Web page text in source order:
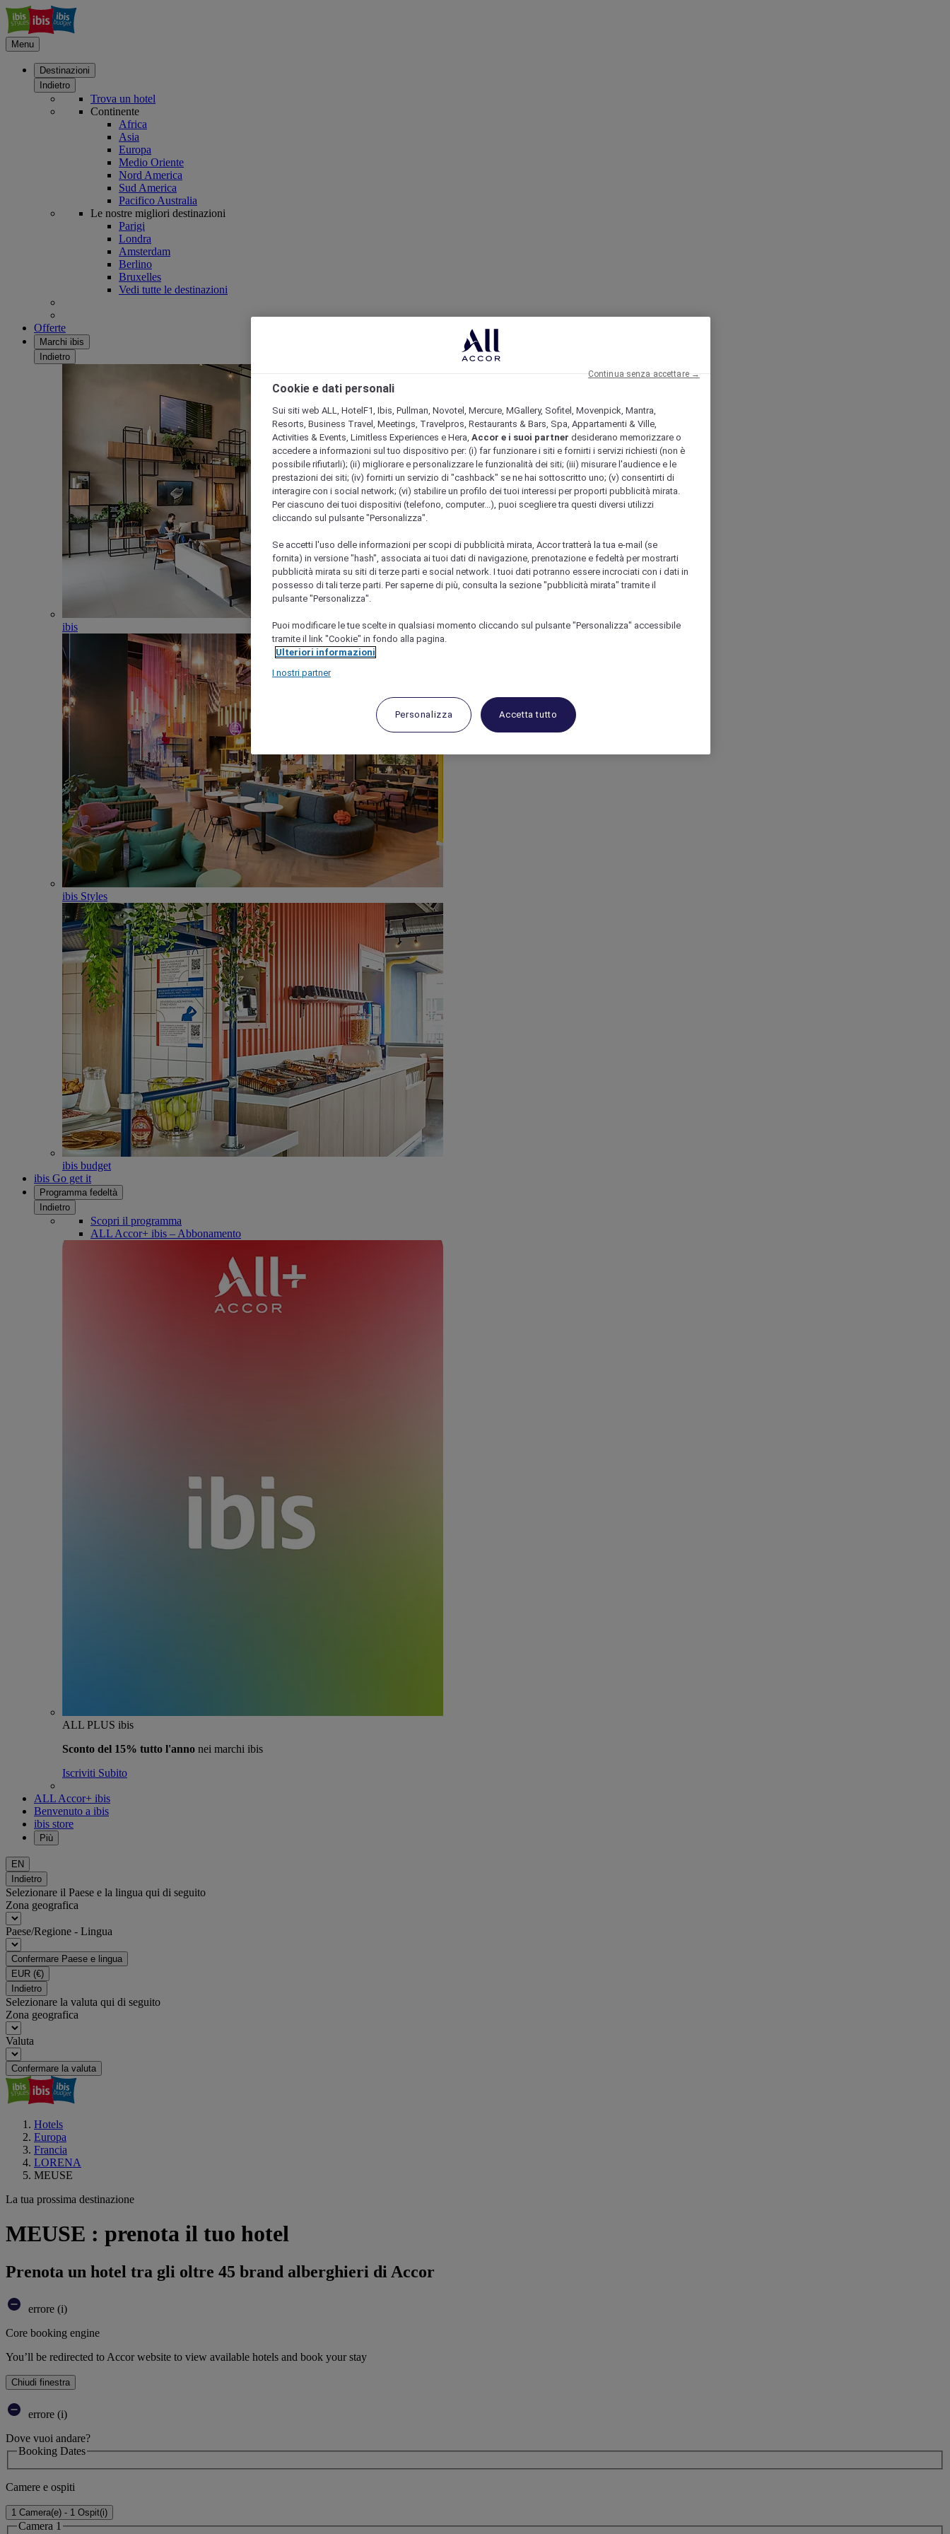
Menu
Destinazioni
Indietro
Trova un hotel
Continente
Africa
Asia
Europa
Medio Oriente
Nord America
Sud America
Pacifico Australia
Le nostre migliori destinazioni
Parigi
Londra
Amsterdam
Berlino
Bruxelles
Vedi tutte le destinazioni
Offerte
Marchi ibis
Indietro
ibis
ibis Styles
ibis budget
ibis Go get it
Programma fedeltà
Indietro
Scopri il programma
ALL Accor+ ibis – Abbonamento
ALL PLUS ibis
Sconto del 15% tutto l'anno nei marchi ibis
Iscriviti Subito
ALL Accor+ ibis
Benvenuto a ibis
ibis store
Più
EN
Indietro
Selezionare il Paese e la lingua qui di seguito
Zona geografica
Paese/Regione - Lingua
Confermare Paese e lingua
EUR (€)
Indietro
Selezionare la valuta qui di seguito
Zona geografica
Valuta
Confermare la valuta
Hotels
Europa
Francia
LORENA
MEUSE
La tua prossima destinazione
MEUSE : prenota il tuo hotel
Prenota un hotel tra gli oltre 45 brand alberghieri di Accor
errore (i)
Core booking engine
You’ll be redirected to Accor website to view available hotels and book your stay
Chiudi finestra
errore (i)
Dove vuoi andare?
Booking Dates
Camere e ospiti
1 Camera(e) - 1 Ospit(i)
Camera 1
Cookie e dati personali
Sui siti web ALL, HotelF1, Ibis, Pullman, Novotel, Mercure, MGallery, Sofitel, Movenpick, Mantra,
Resorts, Business Travel, Meetings, Travelpros, Restaurants & Bars, Spa, Appartamenti & Ville,
Activities & Events, Limitless Experiences e Hera, Accor e i suoi partner desiderano memorizzare o
accedere a informazioni sul tuo dispositivo per: (i) far funzionare i siti e fornirti i servizi richiesti (non è
possibile rifiutarli); (ii) migliorare e personalizzare le funzionalità dei siti; (iii) misurare l'audience e le
prestazioni dei siti; (iv) fornirti un servizio di "cashback" se ne hai sottoscritto uno; (v) consentirti di
interagire con i social network; (vi) stabilire un profilo dei tuoi interessi per proporti pubblicità mirata.
Per ciascuno dei tuoi dispositivi (telefono, computer...), puoi scegliere tra questi diversi utilizzi
cliccando sul pulsante "Personalizza".
Se accetti l'uso delle informazioni per scopi di pubblicità mirata, Accor tratterà la tua e-mail (se
fornita) in versione "hash", associata ai tuoi dati di navigazione, prenotazione e fedeltà per mostrarti
pubblicità mirata su siti di terze parti e social network. I tuoi dati potranno essere incrociati con i dati in
possesso di tali terze parti. Per saperne di più, consulta la sezione "pubblicità mirata" tramite il
pulsante "Personalizza".
Puoi modificare le tue scelte in qualsiasi momento cliccando sul pulsante "Personalizza" accessibile
tramite il link "Cookie" in fondo alla pagina.
Ulteriori informazioni
I nostri partner
Personalizza Accetta tutto
Continua senza accettare →